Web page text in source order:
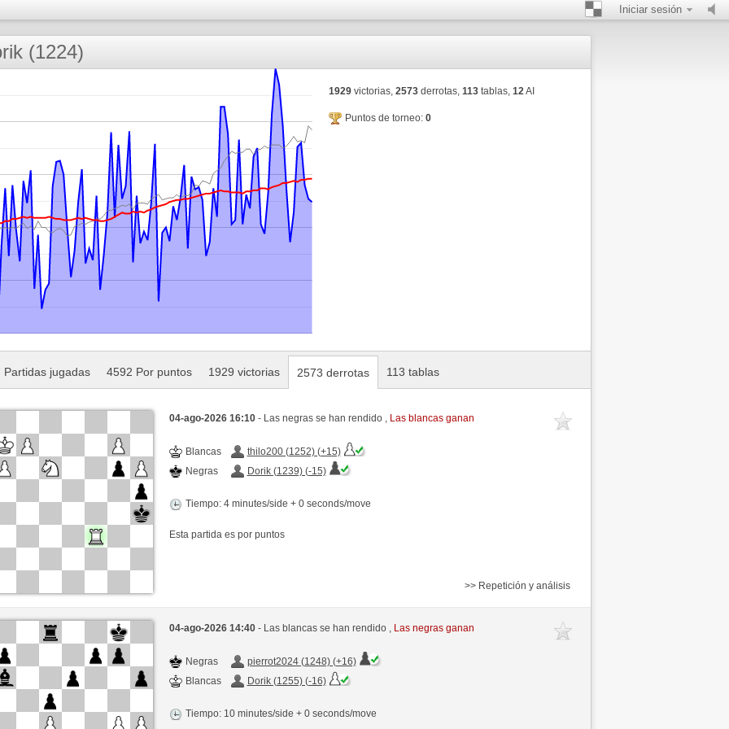
Iniciar sesión
(1224)
1929victorias, 2573derrotas, 113tablas, 12AI
Puntos de torneo: 0
Partidas jugadas 4592 Por puntos 1929 victorias 2573 derrotas 113 tablas
04-ago-2026 16:10 - Las negras se han rendido , Las blancas ganan
Blancas
thilo200 (1252) (+15)
Negras
Dorik (1239) (-15)
Tiempo: 4 minutes/side + 0 seconds/move
Esta partida es por puntos
>> Repetición y análisis
04-ago-2026 14:40 - Las blancas se han rendido , Las negras ganan
Negras
pierrot2024 (1248) (+16)
Blancas
Dorik (1255) (-16)
Tiempo: 10 minutes/side + 0 seconds/move